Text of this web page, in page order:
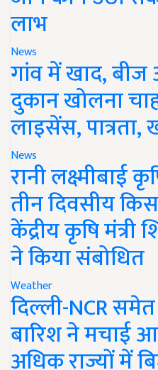
लाभ
News
गांव में खाद,
दुकान खोलना
लाइसेंस,
News
रानी लक्ष्मीबाई
तीन दिवसीय
केंद्रीय कृषि मंत्री
ने किया संबोधित
Weather
दिल्ली-NCR
बारिश ने मचाई
अधिक राज्यों में